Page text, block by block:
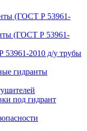
(ГОСТ Р 53961-
(ГОСТ Р 53961-
53961-2010 д/у трубы
гидранты
под гидрант